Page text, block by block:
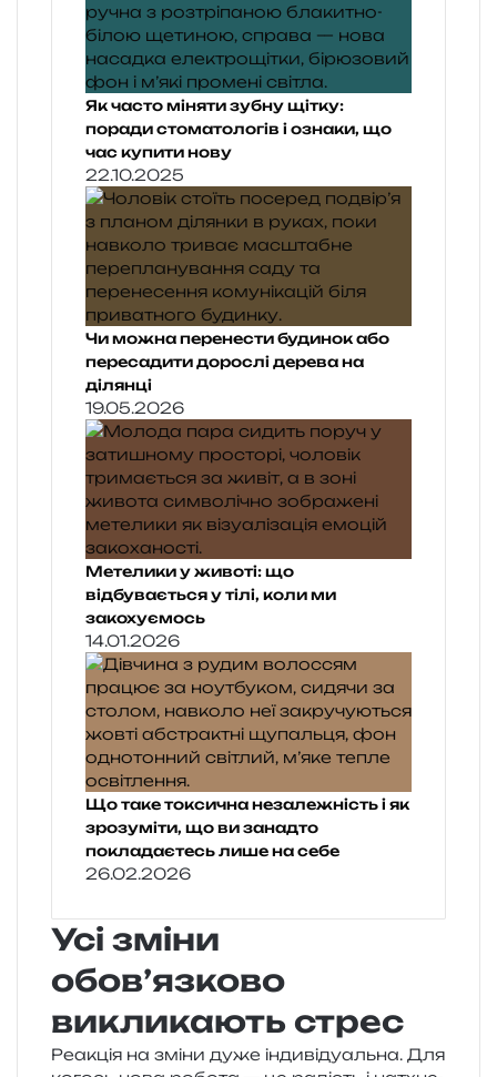
Як часто міняти зубну щітку:
поради стоматологів і ознаки, що
час купити нову
22.10.2025
Чи можна перенести будинок або
пересадити дорослі дерева на
ділянці
19.05.2026
Метелики у животі: що
відбувається у тілі, коли ми
закохуємось
14.01.2026
Що таке токсична незалежність і як
зрозуміти, що ви занадто
покладаєтесь лише на себе
26.02.2026
Усі зміни
обов’язково
викликають стрес
Реакція на зміни дуже інди­ві­ду­аль­на. Для